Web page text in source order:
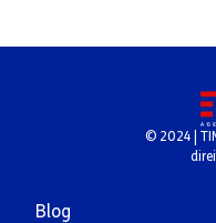
© 2024 |
Blog